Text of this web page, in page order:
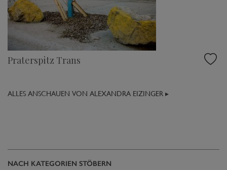
Praterspitz Trans
ALLES ANSCHAUEN VON ALEXANDRA EIZINGER ▸
NACH KATEGORIEN STÖBERN